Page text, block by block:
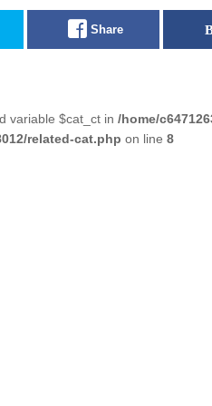
Share
variable $cat_ct in /home/
related-cat.php on line 8